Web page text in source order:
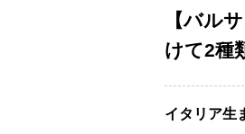
【バル
けて2種
イタリア生